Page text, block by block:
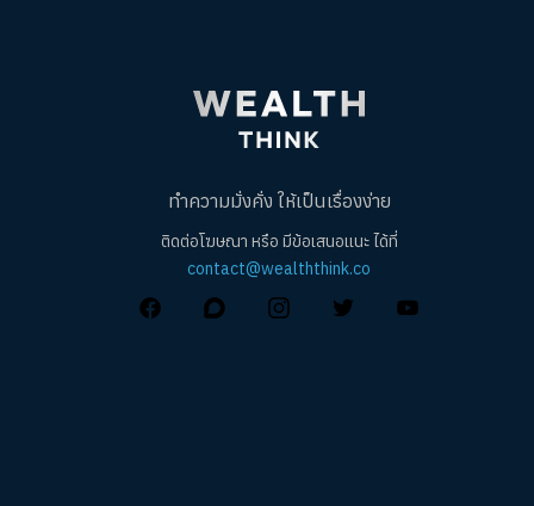
ทำความมั่งคั่ง ให้เป็นเรื่องง่าย
ติดต่อโฆษณา หรือ มีข้อเสนอแนะ ได้ที่
contact@wealththink.co